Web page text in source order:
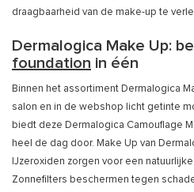
draagbaarheid van de make-up te
Dermalogica Make Up:
foundation in één
Binnen het assortiment Dermalogica
salon en in de webshop licht getinte
biedt deze Dermalogica Camouflage
heel de dag door. Make Up van
IJzeroxiden zorgen voor een
Zonnefilters beschermen tegen